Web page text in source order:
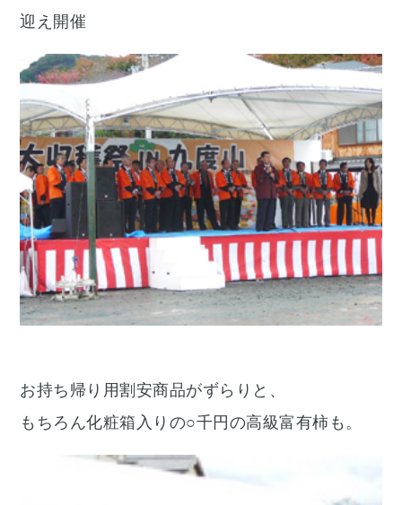
迎え開催
お持ち帰り用割安商品がずらりと、
もちろん化粧箱入りの○千円の高級富有柿も。